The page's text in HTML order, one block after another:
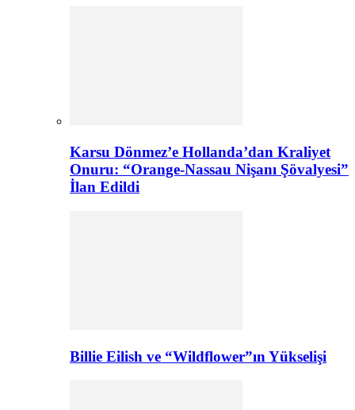
Karsu Dönmez’e Hollanda’dan Kraliyet
Onuru: “Orange-Nassau Nişanı Şövalyesi”
İlan Edildi
Billie Eilish ve “Wildflower”ın Yükselişi